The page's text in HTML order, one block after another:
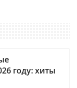
году: хиты